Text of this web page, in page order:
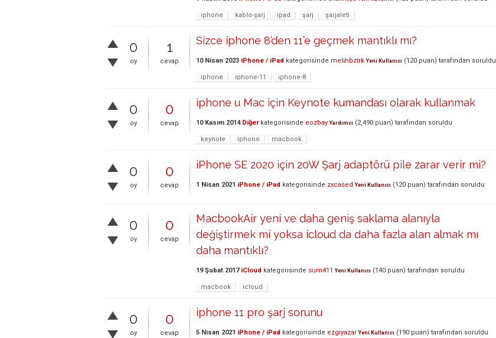
iphone kablo-şarj ipad şarj şarjaleti
0
oy
1
cevap
Sizce iphone 8’den 11’e geçmek mantıklı mı?
10 Nisan 2023 iPhone / iPad kategorisinde melihbztrk Yeni Kullanıcı (120 puan) tarafından soruldu
iphone iphone-11 iphone-8
0
oy
0
cevap
iphone u Mac için Keynote kumandası olarak kullanmak
10 Kasım 2014 Diğerkategorisinde eozbay Yardımcı (2,490 puan) tarafından soruldu
keynote iphone macbook
0
oy
0
cevap
iPhone SE 2020 için 20W Şarj adaptörü pile zarar verir mi?
1 Nisan 2021 iPhone / iPad kategorisinde zxcased Yeni Kullanıcı (120 puan) tarafından soruldu
0
oy
0
cevap
MacbookAir yeni ve daha geniş saklama alanıyla
değiştirmek mi yoksa icloud da daha fazla alan almak mı
daha mantıklı?
19 Şubat 2017 iCloud kategorisinde sum411 Yeni Kullanıcı (140 puan) tarafından soruldu
macbook icloud
0
oy
0
cevap
iphone 11 pro şarj sorunu
5 Nisan 2021 iPhone / iPad kategorisinde ezgiyazar Yeni Kullanıcı (190 puan) tarafından soruldu